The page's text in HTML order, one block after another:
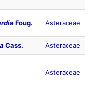
Foug. Asteraceae
Cass. Asteraceae
Asteraceae